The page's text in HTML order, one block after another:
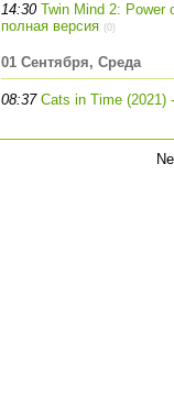
14:30 Twin Mind 2: Power
полная версия (0)
01 Сентября, Среда
08:37 Cats in Time (2021)